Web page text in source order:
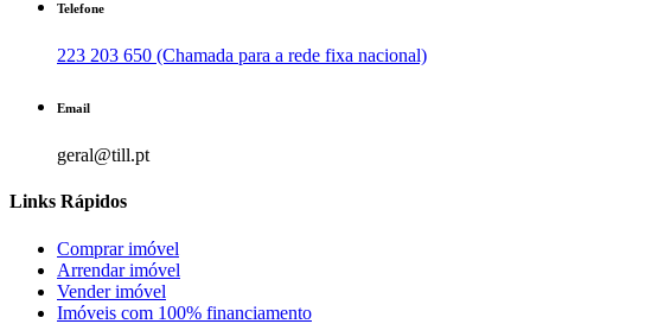
Telefone
223 203 650 (Chamada para a rede fixa nacional)
Email
geral@till.pt
Links Rápidos
Comprar imóvel
Arrendar imóvel
Vender imóvel
Imóveis com 100% financiamento